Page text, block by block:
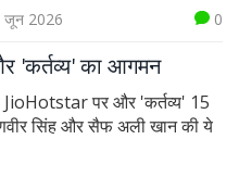
जून 2026 0
'कर्तव्य' का आगमन
पर और 'कर्तव्य' 15
सिंह और सैफ अली खान की ये